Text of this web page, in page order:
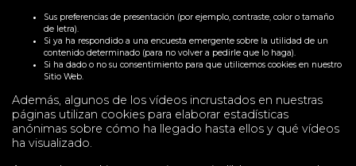
Sus preferencias de presentación (por ejemplo, contraste, color o tamaño
de letra).
Si ya ha respondido a una encuesta emergente sobre la utilidad de un
contenido determinado (para no volver a pedirle que lo haga).
Si ha dado o no su consentimiento para que utilicemos cookies en nuestro
Sitio Web.
Además, algunos de los vídeos incrustados en nuestras
páginas utilizan cookies para elaborar estadísticas
anónimas sobre cómo ha llegado hasta ellos y qué vídeos
ha visualizado.